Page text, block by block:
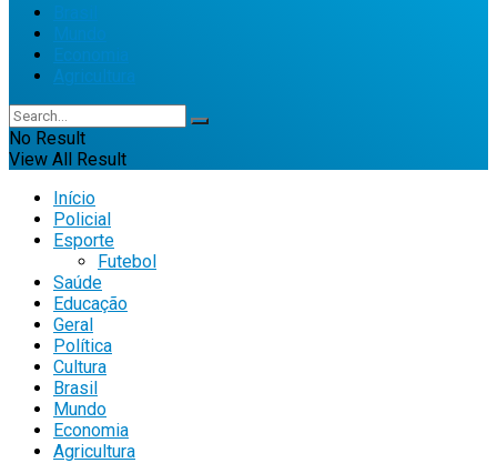
Agricultura
No Result
View All Result
Início
Policial
Esporte
Futebol
Saúde
Educação
Geral
Política
Cultura
Brasil
Mundo
Economia
Agricultura